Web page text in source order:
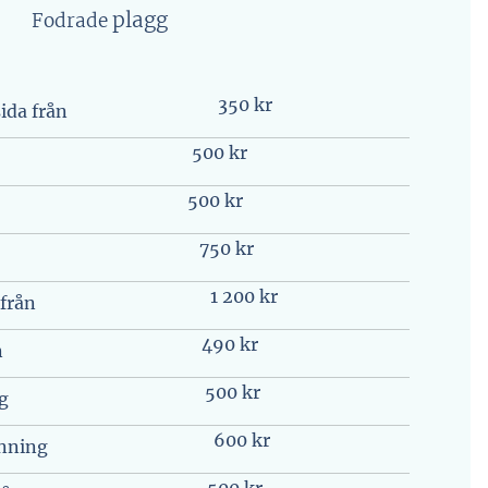
Fodradeplagg
från 350 kr
500 kr
500 kr
750 kr
1 200 kr
490 kr
500 kr
600 kr